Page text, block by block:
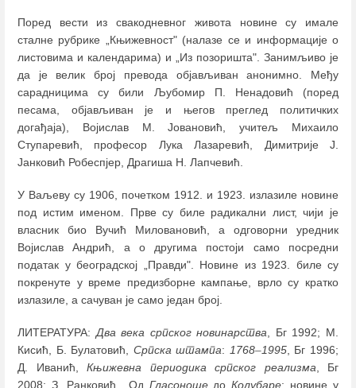
Поред вести из свакодневног живота новине су имале
сталне рубрике „Књижевност" (налазе се и информације о
листовима и календарима) и „Из позоришта". Занимљиво је
да је велик број превода објављиван анонимно. Међу
сарадницима су били Љубомир П. Ненадовић (поред
песама, објављиван је и његов преглед политичких
догађаја), Војислав М. Јовановић, учитељ Михаило
Ступаревић, професор Лука Лазаревић, Димитрије Ј.
Јанковић Робеспјер, Драгиша Н. Лапчевић.
У Ваљеву су 1906, почетком 1912. и 1923. излазиле новине
под истим именом. Прве су биле радикални лист, чији је
власник био Вучић Миловановић, а одговорни уредник
Војислав Андрић, а о другима постоји само посредни
податак у београдској „Правди". Новине из 1923. биле су
покренуте у време предизборне кампање, врло су кратко
излазиле, а сачуван је само један број.
ЛИТЕРАТУРА:Два века српског новинарства, Бг 1992; М.
Кисић, Б. Булатовић, Српска штампа: 1768–1995, Бг 1996;
Д. Иванић, Књижевна периодика српског реализма, Бг
2008; З. Ранковић, „Од ГласоношедоКолубаре: новине у